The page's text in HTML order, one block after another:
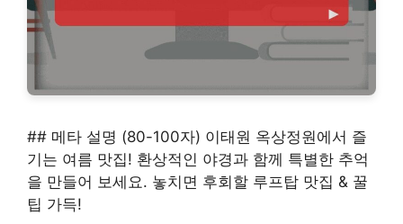
## 메타 설명 (80-100자) 이태원 옥상정원에서 즐
기는 여름 맛집! 환상적인 야경과 함께 특별한 추억
을 만들어 보세요. 놓치면 후회할 루프탑 맛집 & 꿀
팁 가득!